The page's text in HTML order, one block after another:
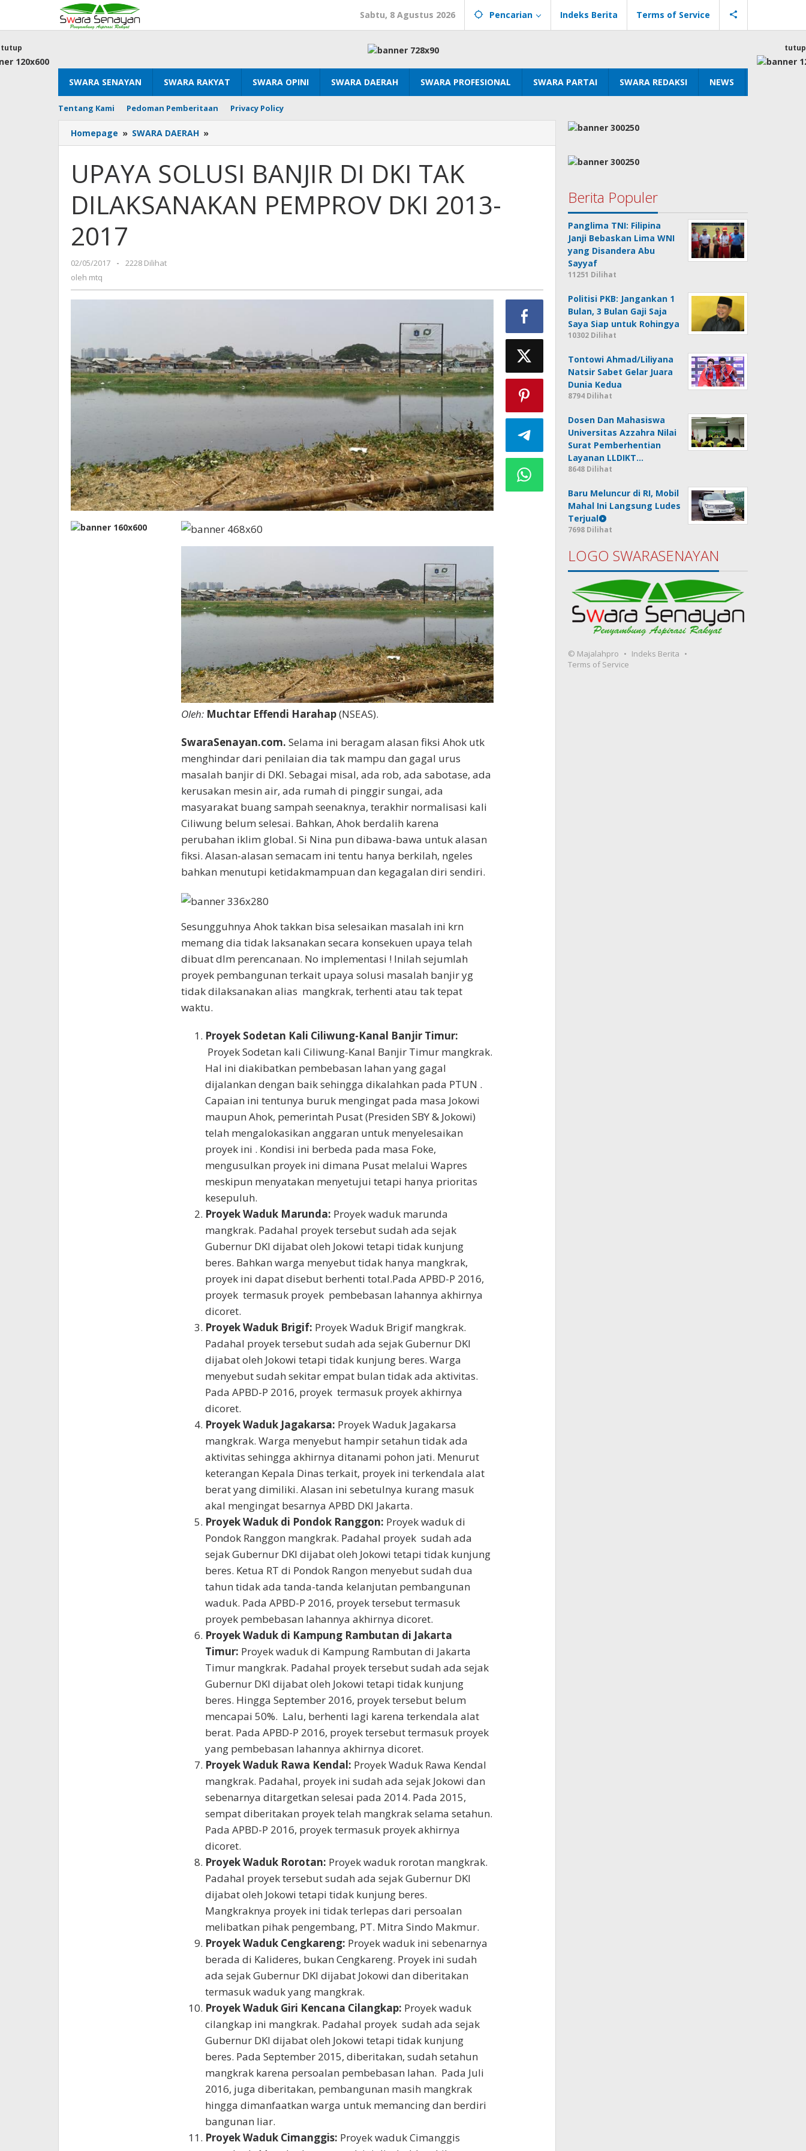
konten
Sabtu, 8 Agustus 2026 Pencarian Indeks Berita Terms of Service
SWARA SENAYAN SWARA RAKYAT SWARA OPINI SWARA DAERAH SWARA PROFESIONAL SWARA PARTAI SWARA REDAKSI NEWS
Tentang Kami Pedoman Pemberitaan Privacy Policy
tutup tutup
Homepage » SWARA DAERAH »
SOLUSI
DKI
TAK
DILAKSANAKAN
UPAYA SOLUSI BANJIR DI DKI TAK
DILAKSANAKAN PEMPROV DKI 2013-
2017
02/05/2017
oleh
-
2228 Dilihat
oleh mtq
Oleh: Muchtar Effendi Harahap(NSEAS).
SwaraSenayan.com. Selama ini beragam alasan fiksi Ahok utk
menghindar dari penilaian dia tak mampu dan gagal urus
masalah banjir di DKI. Sebagai misal, ada rob, ada sabotase, ada
kerusakan mesin air, ada rumah di pinggir sungai, ada
masyarakat buang sampah seenaknya, terakhir normalisasi kali
Ciliwung belum selesai. Bahkan, Ahok berdalih karena
perubahan iklim global. Si Nina pun dibawa-bawa untuk alasan
fiksi. Alasan-alasan semacam ini tentu hanya berkilah, ngeles
bahkan menutupi ketidakmampuan dan kegagalan diri sendiri.
Sesungguhnya Ahok takkan bisa selesaikan masalah ini krn
memang dia tidak laksanakan secara konsekuen upaya telah
dibuat dlm perencanaan. No implementasi ! Inilah sejumlah
proyek pembangunan terkait upaya solusi masalah banjir yg
tidak dilaksanakan alias mangkrak, terhenti atau tak tepat
waktu.
Proyek Sodetan Kali Ciliwung-Kanal Banjir Timur:
Proyek Sodetan kali Ciliwung-Kanal Banjir Timur mangkrak.
Hal ini diakibatkan pembebasan lahan yang gagal
dijalankan dengan baik sehingga dikalahkan pada PTUN .
Capaian ini tentunya buruk mengingat pada masa Jokowi
maupun Ahok, pemerintah Pusat (Presiden SBY & Jokowi)
telah mengalokasikan anggaran untuk menyelesaikan
proyek ini . Kondisi ini berbeda pada masa Foke,
mengusulkan proyek ini dimana Pusat melalui Wapres
meskipun menyatakan menyetujui tetapi hanya prioritas
kesepuluh.
Proyek Waduk Marunda: Proyek waduk marunda
mangkrak. Padahal proyek tersebut sudah ada sejak
Gubernur DKI dijabat oleh Jokowi tetapi tidak kunjung
beres. Bahkan warga menyebut tidak hanya mangkrak,
proyek ini dapat disebut berhenti total.Pada APBD-P 2016,
proyek termasuk proyek pembebasan lahannya akhirnya
dicoret.
Proyek Waduk Brigif: Proyek Waduk Brigif mangkrak.
Padahal proyek tersebut sudah ada sejak Gubernur DKI
dijabat oleh Jokowi tetapi tidak kunjung beres. Warga
menyebut sudah sekitar empat bulan tidak ada aktivitas.
Pada APBD-P 2016, proyek termasuk proyek akhirnya
dicoret.
Proyek Waduk Jagakarsa: Proyek Waduk Jagakarsa
mangkrak. Warga menyebut hampir setahun tidak ada
aktivitas sehingga akhirnya ditanami pohon jati. Menurut
keterangan Kepala Dinas terkait, proyek ini terkendala alat
berat yang dimiliki. Alasan ini sebetulnya kurang masuk
akal mengingat besarnya APBD DKI Jakarta.
Proyek Waduk di Pondok Ranggon: Proyek waduk di
Pondok Ranggon mangkrak. Padahal proyek sudah ada
sejak Gubernur DKI dijabat oleh Jokowi tetapi tidak kunjung
beres. Ketua RT di Pondok Rangon menyebut sudah dua
tahun tidak ada tanda-tanda kelanjutan pembangunan
waduk. Pada APBD-P 2016, proyek tersebut termasuk
proyek pembebasan lahannya akhirnya dicoret.
Proyek Waduk di Kampung Rambutan di Jakarta
Timur: Proyek waduk di Kampung Rambutan di Jakarta
Timur mangkrak. Padahal proyek tersebut sudah ada sejak
Gubernur DKI dijabat oleh Jokowi tetapi tidak kunjung
beres. Hingga September 2016, proyek tersebut belum
mencapai 50%. Lalu, berhenti lagi karena terkendala alat
berat. Pada APBD-P 2016, proyek tersebut termasuk proyek
yang pembebasan lahannya akhirnya dicoret.
Proyek Waduk Rawa Kendal: Proyek Waduk Rawa Kendal
mangkrak. Padahal, proyek ini sudah ada sejak Jokowi dan
sebenarnya ditargetkan selesai pada 2014. Pada 2015,
sempat diberitakan proyek telah mangkrak selama setahun.
Pada APBD-P 2016, proyek termasuk proyek akhirnya
dicoret.
Proyek Waduk Rorotan: Proyek waduk rorotan mangkrak.
Padahal proyek tersebut sudah ada sejak Gubernur DKI
dijabat oleh Jokowi tetapi tidak kunjung beres.
Mangkraknya proyek ini tidak terlepas dari persoalan
melibatkan pihak pengembang, PT. Mitra Sindo Makmur.
Proyek Waduk Cengkareng: Proyek waduk ini sebenarnya
berada di Kalideres, bukan Cengkareng. Proyek ini sudah
ada sejak Gubernur DKI dijabat Jokowi dan diberitakan
termasuk waduk yang mangkrak.
Proyek Waduk Giri Kencana Cilangkap: Proyek waduk
cilangkap ini mangkrak. Padahal proyek sudah ada sejak
Gubernur DKI dijabat oleh Jokowi tetapi tidak kunjung
beres. Pada September 2015, diberitakan, sudah setahun
mangkrak karena persoalan pembebasan lahan. Pada Juli
2016, juga diberitakan, pembangunan masih mangkrak
hingga dimanfaatkan warga untuk memancing dan berdiri
bangunan liar.
Proyek Waduk Cimanggis: Proyek waduk Cimanggis
Berita Populer
Panglima TNI: Filipina
Janji Bebaskan Lima WNI
yang Disandera Abu
Sayyaf
11251 Dilihat
Politisi PKB: Jangankan 1
Bulan, 3 Bulan Gaji Saja
Saya Siap untuk Rohingya
10302 Dilihat
Tontowi Ahmad/Liliyana
Natsir Sabet Gelar Juara
Dunia Kedua
8794 Dilihat
Dosen Dan Mahasiswa
Universitas Azzahra Nilai
Surat Pemberhentian
Layanan LLDIKT…
8648 Dilihat
Baru Meluncur di RI, Mobil
Mahal Ini Langsung Ludes
Terjual
7698 Dilihat
LOGO SWARASENAYAN
© Majalahpro
Indeks Berita
Terms of Service